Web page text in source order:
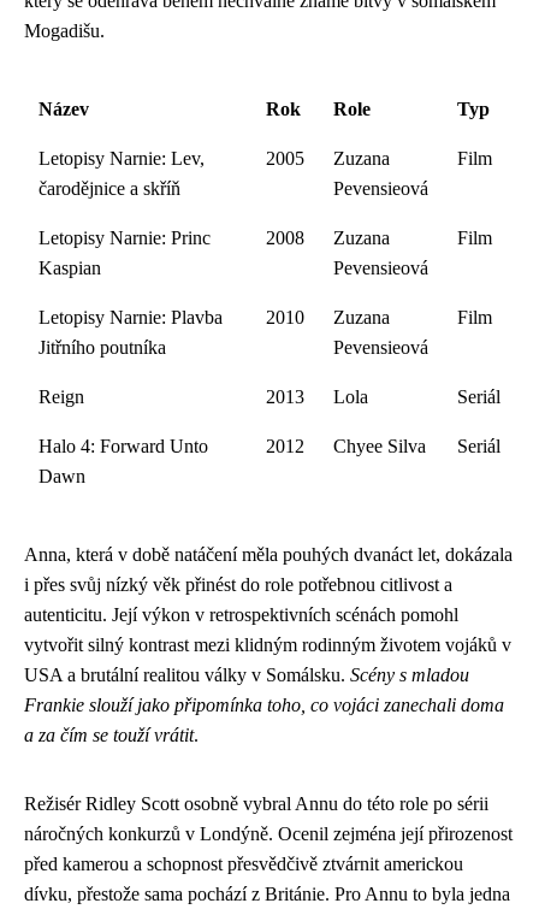
Mogadišu.
Název Rok Role Typ
Letopisy Narnie: Lev,
čarodějnice a skříň
2005
Zuzana
Pevensieová
Film
Letopisy Narnie: Princ
Kaspian
2008
Zuzana
Pevensieová
Film
Letopisy Narnie: Plavba
Jitřního poutníka
2010
Zuzana
Pevensieová
Film
Reign 2013 Lola Seriál
Halo 4: Forward Unto
Dawn
2012 Chyee Silva Seriál
Anna, která v době natáčení měla pouhých dvanáct let, dokázala
i přes svůj nízký věk přinést do role potřebnou citlivost a
autenticitu. Její výkon v retrospektivních scénách pomohl
vytvořit silný kontrast mezi klidným rodinným životem vojáků v
USA a brutální realitou války v Somálsku. Scény s mladou
Frankie slouží jako připomínka toho, co vojáci zanechali doma
a za čím se touží vrátit.
Režisér Ridley Scott osobně vybral Annu do této role po sérii
náročných konkurzů v Londýně. Ocenil zejména její přirozenost
před kamerou a schopnost přesvědčivě ztvárnit americkou
dívku, přestože sama pochází z Británie. Pro Annu to byla jedna